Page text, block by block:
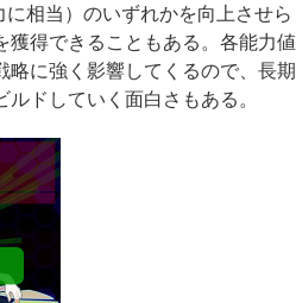
相当）のいずれかを向上させら
獲得できることもある。各能力値
略に強く影響してくるので、長期
ドしていく面白さもある。